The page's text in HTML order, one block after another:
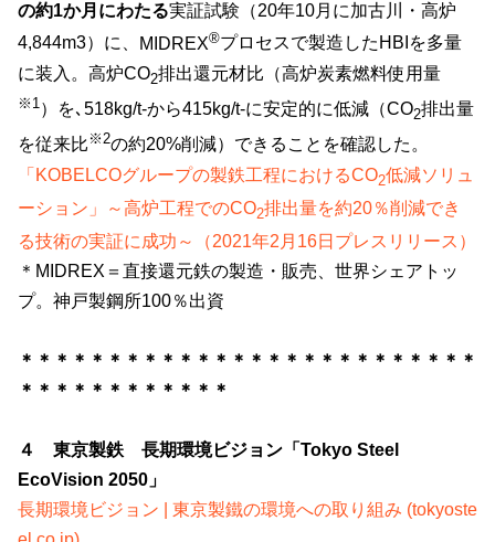
の約1か月にわたる実証試験（20年10月に加古川・高炉
4,844m3）に、 MIDREX®プロセスで製造した HBI を多量
に装入。高炉CO2排出還元材比（高炉炭素燃料使用量
※1 ）を､ 518kg/t-から415kg/t-に安定的に低減（CO2排出量
を従来比 ※2の約20%削減）できることを確認した。
「KOBELCOグループの製鉄工程におけるCO2低減ソリュ
ーション」～高炉工程でのCO2排出量を約20％削減でき
る技術の実証に成功～（2021年2 月16日プレスリリース）
＊MIDREX＝直接還元鉄の製造・販売、世界シェアトッ
プ。神戸製鋼所100％出資
＊＊＊＊＊＊＊＊＊＊＊＊＊＊＊＊＊＊＊＊＊＊＊＊＊＊
＊＊＊＊＊＊＊＊＊＊＊＊
４ 東京製鉄 長期環境ビジョン「Tokyo Steel
EcoVision 2050」
長期環境ビジョン | 東京製鐵の環境への取り組み (tokyoste